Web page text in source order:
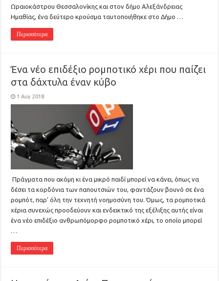
Ωραιοκάστρου Θεσσαλονίκης και στον δήμο Αλεξάνδρειας
Ημαθίας, ένα δεύτερο κρούσμα ταυτοποιήθηκε στο Δήμο …
Περισσότερα
Ένα νέο επιδέξιο ρομποτικό χέρι που παίζει
στα δάχτυλα έναν κύβο
1 Αυγ 2018
Πράγματα που ακόμη κι ένα μικρό παιδί μπορεί να κάνει, όπως να
δέσει τα κορδόνια των παπουτσιών του, φαντάζουν βουνό σε ένα
ρομπότ, παρ’ όλη την τεχνητή νοημοσύνη του. Όμως, τα ρομποτικά
χέρια συνεχώς προοδεύουν και ενδεικτικό της εξέλιξης αυτής είναι
ένα νέο επιδέξιο ανθρωπόμορφο ρομποτικό χέρι, το οποίο μπορεί
…
Περισσότερα